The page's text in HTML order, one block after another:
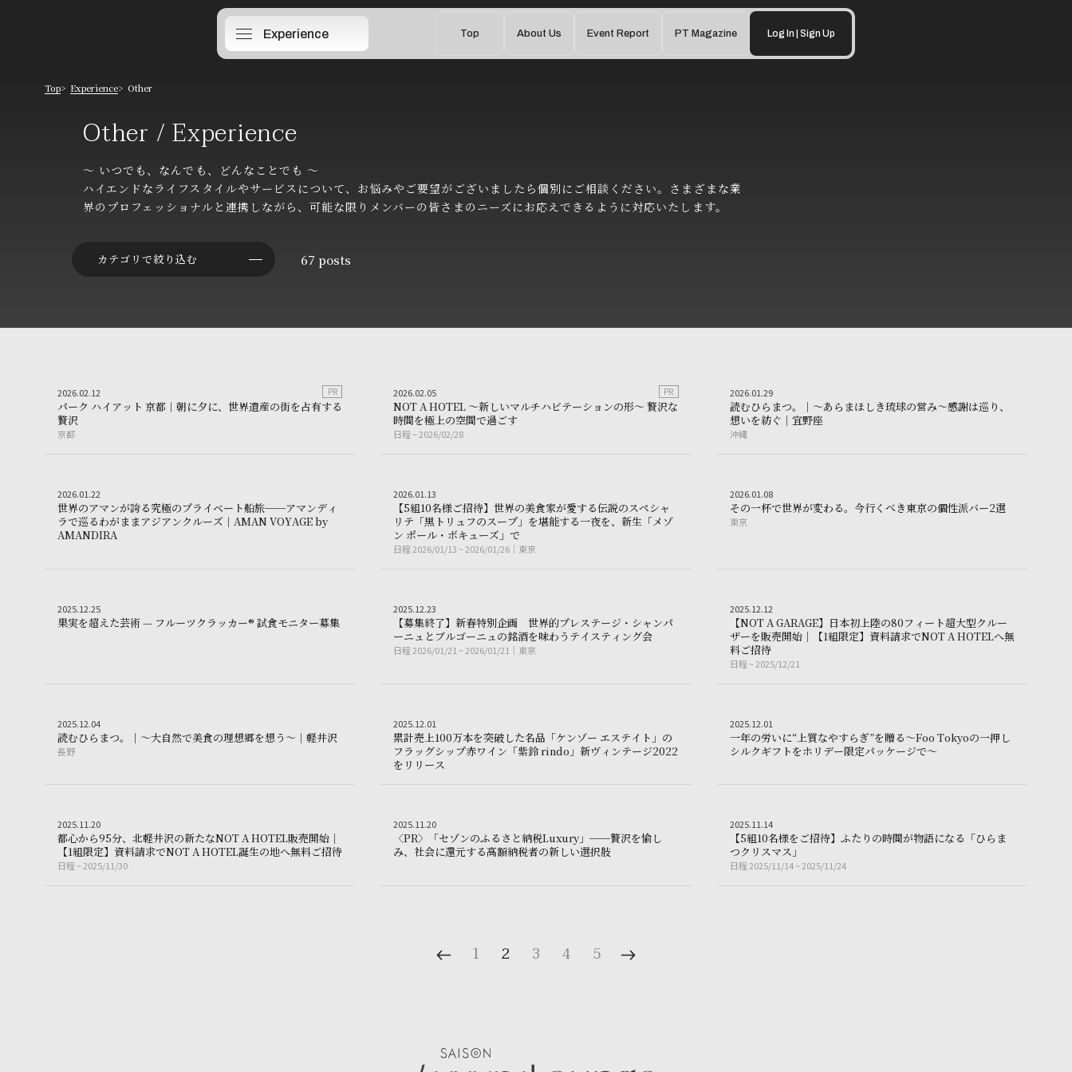
Experience Top About Us Event Report PT Magazine Log In | Sign Up
Top Experience Other
Other / ExperienceOther / Experience
〜 いつでも、なんでも、どんなことでも 〜
ハイエンドなライフスタイルやサービスについて、お悩みやご要望がございましたら個別にご相談ください。さまざまな業
界のプロフェッショナルと連携しながら、可能な限りメンバーの皆さまのニーズにお応えできるように対応いたします。
カテゴリで絞り込む 67 posts
Other
2026.02.12 PR
パーク ハイ ア ッ ト 京都 ｜ 朝に夕に、 世界遺産の街を占有する
贅沢
京都京都
Other
2026.02.052026.02.05 PR
NOTAHOTEL ～新しいマルチハビテーシ ョ ンの形～ 贅沢な
時間を極上の空間で過ごすNOT A HOTEL ～新しいマルチハビテーションの形～ 贅沢な時間を極上の空間で過ごす
日程 ~ 2026/02/28日程
2026.01.292026.01.29
読むひら まつ。 ｜ 〜あ ら まほ しき琉球の営み〜感謝は巡 り 、
想いを紡ぐ ｜ 宜野座読むひらまつ。｜〜あらまほしき琉球の営み〜感謝
沖縄沖縄
2026.01.22
世界のアマンが誇る究極のプラ イベー ト船旅──アマンディ
ラで巡るわがままアジアンクルーズ ｜ AMANVOYAGEby
AMANDIRA 世界のアマンが誇る究極のプライベート船旅──アマンディラで巡るわがままアジアンクルーズ｜AMAN VOYAGE by AMANDIRA
2026.01.13
【5組10名様ご招待】世界の美食家が愛する伝説のスペシャ
リ テ 「黒 ト リ ュ フのスープ 」 を堪能する一夜を、 新生 「メ ゾ
ン ポール ・ ボキューズ 」で
日程 2026/01/13 ~ 2026/01/26日程2026/01/13 ~ 2026/01/26
東京東京
2026.01.082026.01.08
その一杯で世界が変わる。 今行く べき東京の個性派バー2選その一杯で世
東京東京
2025.12.252025.12.25
果実を超えた芸術— フルーツク ラ ッ カー® 試食モニター募集果実を超えた芸術 — フルーツクラッカー® 試食モニター募集
2025.12.23
【募集終了】 新春特別企画 世界的プレステージ ・ シャ ンパ
ーニュ と ブルゴーニュの銘酒を味わ う テイ ステ ィ ング会【募集終了】新春特別企画 世界的プレステージ・シャンパーニュとブルゴーニュの銘酒
日程 2026/01/21 ~ 2026/01/21 日程2026/01/21 ~ 2026/01/21
東京東京
2025.12.122025.12.12
【NOTAGARAGE】 日本初上陸の80フ ィ ー ト超大型クルー
ザーを販売開始｜ 【1組限定】 資料請求でNOTAHOTELへ無
料ご招待【NOT A GARAGE】日本初上陸の80フィート超大型クルーザ
日程 ~ 2025/12/21
2025.12.042025.12.04
読むひら まつ。 ｜ 〜大自然で美食の理想郷を想う 〜 ｜ 軽井沢 読むひらまつ。｜〜大自然で美食の理想郷を想う〜｜軽井沢
長野長野
2025.12.01
累計売上100万本を突破した名品 「ケンゾー エステイ ト 」 の
フ ラ ッ グシ ッ プ赤ワイ ン 「紫鈴rindo 」 新ヴィ ンテージ2022
を リ リ ース
2025.12.01
一年の労いに“上質なやすらぎ”を贈る～Foo Tokyoの一押 し
シルクギフ トをホ リ デー限定パ ッ ケージで～一年の労いに“上質なやす
2025.11.202025.11.20
都心から95分、 北軽井沢の新たなNOTAHOTEL販売開始 ｜
【1組限定】 資料請求でNOTAHOTEL誕生の地へ無料ご招待都心から95分、北軽井沢の新たなNOT A HOTEL販売開始｜【1組限定】資料請求でNOT A HOTEL誕生の地へ無料ご招待
日程 ~ 2025/1 1/30日程
2025.11.202025.11.20
〈PR〉 「セゾンのふる さ と納税Luxury 」──贅沢を愉し
み、 社会に還元する高額納税者の新しい選択肢〈PR〉「セゾンのふるさと納税Luxury」──贅沢を愉しみ、社会に還元する高額納税者の新しい
2025.11.142025.11.14
【5組10名様をご招待】 ふた り の時間が物語になる 「ひら ま
つク リ スマス 」
日程 2025/1 1/14 ~ 2025/1 1/24日程
1 2 3 4 5